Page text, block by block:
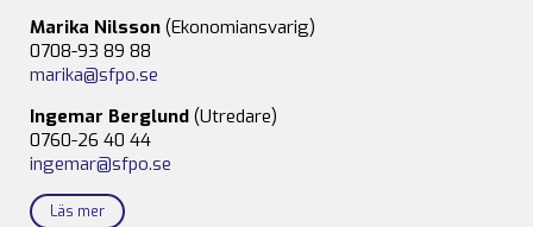
Marika Nilsson (Ekonomiansvarig)
0708-93 89 88
marika@sfpo.se
Ingemar Berglund (Utredare)
0760-26 40 44
ingemar@sfpo.se
Läs mer